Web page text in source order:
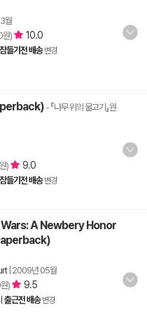
월
원) 10.0
잠들기전 배송 변경
- 『나무 위의 물고기』원
) 9.0
잠들기전 배송 변경
A Newbery Honor
| 2009년 05월
) 9.5
출근전 배송 변경